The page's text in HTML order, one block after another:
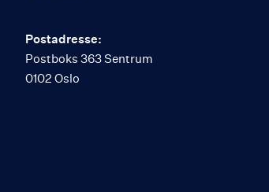
Postadresse:
Postboks 363 Sentrum
0102 Oslo